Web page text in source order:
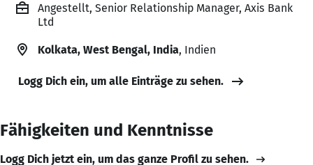
Angestellt, Senior Relationship Manager, Axis Bank
Ltd
Kolkata, West Bengal, India, Indien
Logg Dich ein, um alle Einträge zu sehen.
Fähigkeiten und Kenntnisse
Logg Dich jetzt ein, um das ganze Profil zu sehen.